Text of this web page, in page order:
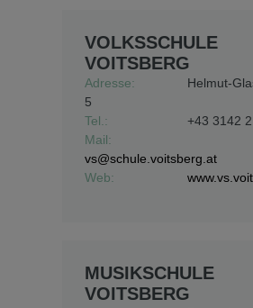
VOLKSSCHULE
VOITSBERG
Adresse:
Helmut-
5
Tel.:
+43 3142
Mail:
vs@schule.voitsberg.at
Web:
MUSIKSCHULE
VOITSBERG